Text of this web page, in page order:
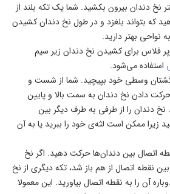
سانتی متر نخ دندان بیرون بکشید. شما یک تکه بلند از
که بتواند بلغزد و در طول نخ دندان کشیدن
نواحی بهتر دارید.
فلاس برای کشیدن نخ دندان زیر سیم
استفاده می‌شود.
وسطی خود بپیچید. شما از شست و
دادن نخ دندان به سمت بالا و پایین
نخ دندان را از طرفی به طرف دیگر بین
زیرا ممکن است لثه‌ی خود را ببرید یا به آن
اتصال بین دندان‌ها حرکت دهید. اگر نخ
نقطه اتصال از هم باز شد، تکه دیگری از نخ
آن را به نقطه اتصال بیاورید. این معمولا